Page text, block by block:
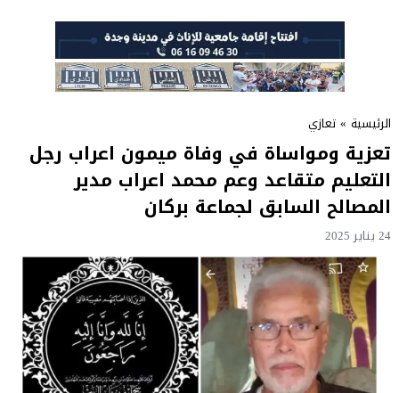
الرئيسية » تعازي
تعزية ومواساة في وفاة ميمون اعراب رجل
التعليم متقاعد وعم محمد اعراب مدير
المصالح السابق لجماعة بركان
24 يناير 2025